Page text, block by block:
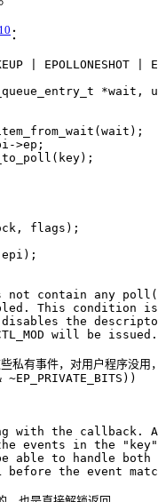
10 ：
*wait ,
( wait );
->ep ;
( key);
, flags );
epi );
~EP_PRIVATE_BITS ))